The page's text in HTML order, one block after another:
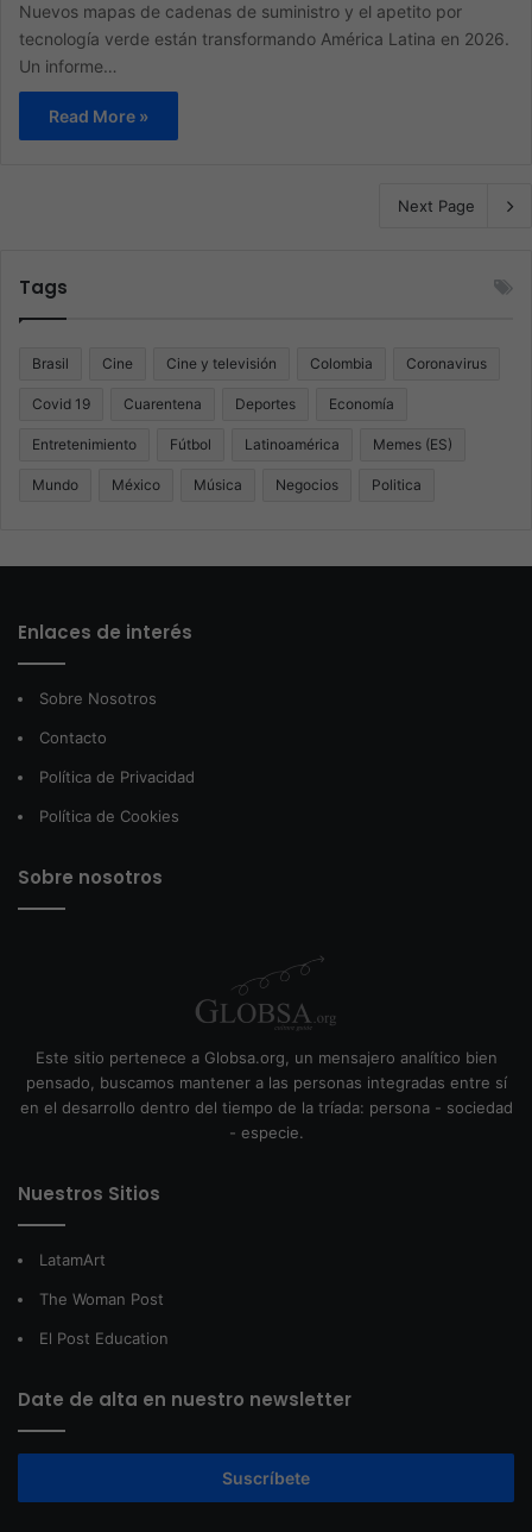
Nuevos mapas de cadenas de suministro y el apetito por
tecnología verde están transformando América Latina en 2026.
Un informe…
Read More »
Next Page
Tags
Brasil Cine Cine y televisión Colombia Coronavirus
Covid 19 Cuarentena Deportes Economía
Entretenimiento Fútbol Latinoamérica Memes (ES)
Mundo México Música Negocios Politica
Enlaces de interés
Sobre Nosotros
Contacto
Política de Privacidad
Política de Cookies
Sobre nosotros
Este sitio pertenece a Globsa.org, un mensajero analítico bien
pensado, buscamos mantener a las personas integradas entre sí
en el desarrollo dentro del tiempo de la tríada: persona - sociedad
- especie.
Nuestros Sitios
LatamArt
The Woman Post
El Post Education
Date de alta en nuestro newsletter
Suscríbete